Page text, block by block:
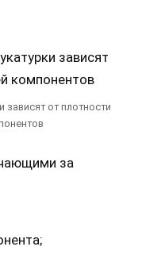
зависят от плотности
за